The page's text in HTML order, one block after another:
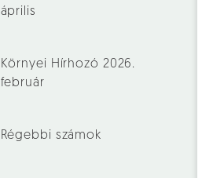
április
Környei Hírhozó 2026.
február
Régebbi számok